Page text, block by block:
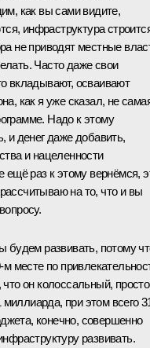
как вы сами видите,
инфраструктура
не приводят местные
Часто даже свои
вкладывают, осваивают
как я уже сказал, не
Надо к этому
и денег даже добавить,
и нацеленности
ещё раз к этому вернёмся,
на то, что и вы
будем развивать, потому
месте по
он колоссальный, просто
миллиарда, при этом всего
конечно, совершенно
развивать.